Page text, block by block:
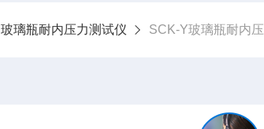
玻璃瓶耐内压力测试仪 SCK-Y玻璃瓶耐内